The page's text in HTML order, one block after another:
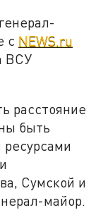
с NEWS.ru
ВСУ
расстояние
быть
Сумской и
майор.